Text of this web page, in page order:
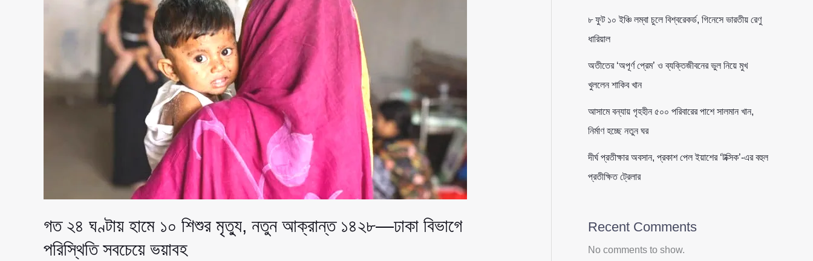
গত ২৪ ঘণ্টায় হামে ১০ শিশুর মৃত্যু, নতুন আক্রান্ত ১৪২৮—ঢাকা বিভাগে
পরিস্থিতি সবচেয়ে ভয়াবহ
৮ ফুট ১০ ইঞ্চি লম্বা চুলে বিশ্বরেকর্ড, গিনেসে ভারতীয় রেণু
ধারিয়াল
অতীতের ‘অপূর্ণ প্রেম’ ও ব্যক্তিজীবনের ভুল নিয়ে মুখ
খুললেন শাকিব খান
আসামে বন্যায় গৃহহীন ৫০০ পরিবারের পাশে সালমান খান,
নির্মাণ হচ্ছে নতুন ঘর
দীর্ঘ প্রতীক্ষার অবসান, প্রকাশ পেল ইয়াশের ‘টক্সিক’-এর বহুল
প্রতীক্ষিত ট্রেলার
Recent Comments
No comments to show.